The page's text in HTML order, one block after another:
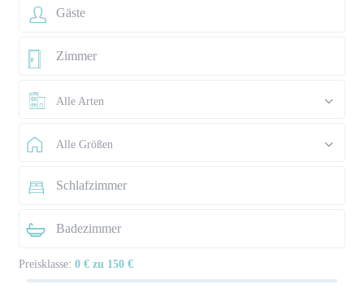
Alle Arten
Alle Größen
Preisklasse: 0 € zu 150 €